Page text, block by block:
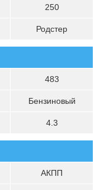
250
Родстер
483
Бензиновый
4.3
АКПП